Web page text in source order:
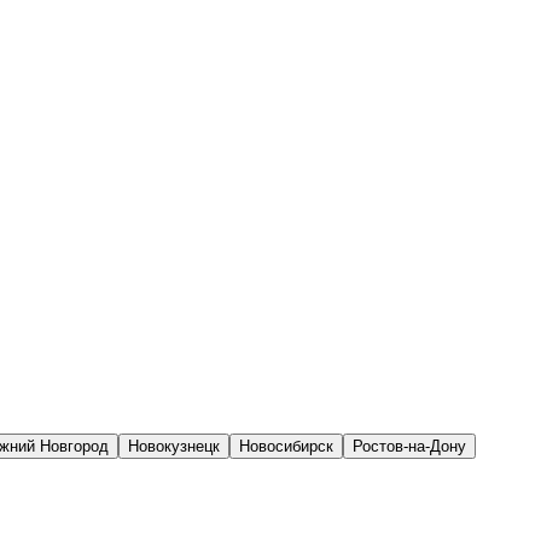
Новгород Новокузнецк Новосибирск Ростов-на-Дону